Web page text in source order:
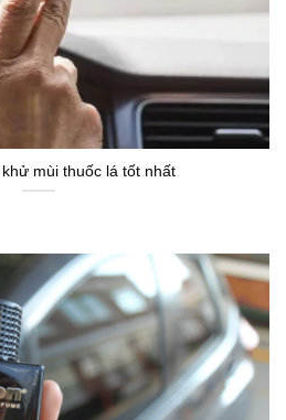
mùi thuốc lá tốt nhất